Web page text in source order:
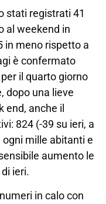
stati registrati 41
al weekend in
in meno rispetto a
è confermato
il quarto giorno
dopo una lieve
end, anche il
824 (-39 su ieri, a
mille abitanti e
aumento le
ieri.
in calo con